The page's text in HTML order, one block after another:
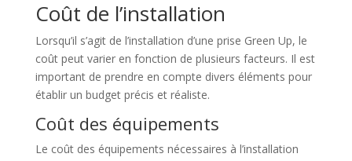
Coût de l’installation
Lorsqu’il s’agit de l’installation d’une prise Green Up, le
coût peut varier en fonction de plusieurs facteurs. Il est
important de prendre en compte divers éléments pour
établir un budget précis et réaliste.
Coût des équipements
Le coût des équipements nécessaires à l’installation